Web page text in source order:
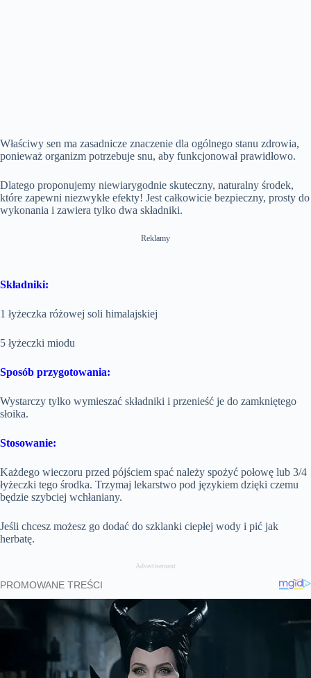
Właściwy sen ma zasadnicze znaczenie dla ogólnego stanu zdrowia,
ponieważ organizm potrzebuje snu, aby funkcjonował prawidłowo.
Dlatego proponujemy niewiarygodnie skuteczny, naturalny środek,
które zapewni niezwykłe efekty! Jest całkowicie bezpieczny, prosty do
wykonania i zawiera tylko dwa składniki.
Reklamy
Składniki:
1 łyżeczka różowej soli himalajskiej
5 łyżeczki miodu
Sposób przygotowania:
Wystarczy tylko wymieszać składniki i przenieść je do zamkniętego
słoika.
Stosowanie:
Każdego wieczoru przed pójściem spać należy spożyć połowę lub 3/4
łyżeczki tego środka. Trzymaj lekarstwo pod językiem dzięki czemu
będzie szybciej wchłaniany.
Jeśli chcesz możesz go dodać do szklanki ciepłej wody i pić jak
herbatę.
Advertisement